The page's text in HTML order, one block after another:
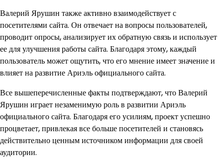
Валерий Ярушин также активно взаимодействует с
посетителями сайта. Он отвечает на вопросы пользователей,
проводит опросы, анализирует их обратную связь и использует
ее для улучшения работы сайта. Благодаря этому, каждый
пользователь может ощутить, что его мнение имеет значение и
влияет на развитие Ариэль официального сайта.
Все вышеперечисленные факты подтверждают, что Валерий
Ярушин играет незаменимую роль в развитии Ариэль
официального сайта. Благодаря его усилиям, проект успешно
процветает, привлекая все больше посетителей и становясь
действительно ценным источником информации для своей
аудитории.